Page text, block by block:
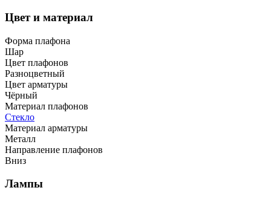
Цвет и материал
Форма плафона
Шар
Цвет плафонов
Разноцветный
Цвет арматуры
Чёрный
Материал плафонов
Стекло
Материал арматуры
Металл
Направление плафонов
Вниз
Лампы